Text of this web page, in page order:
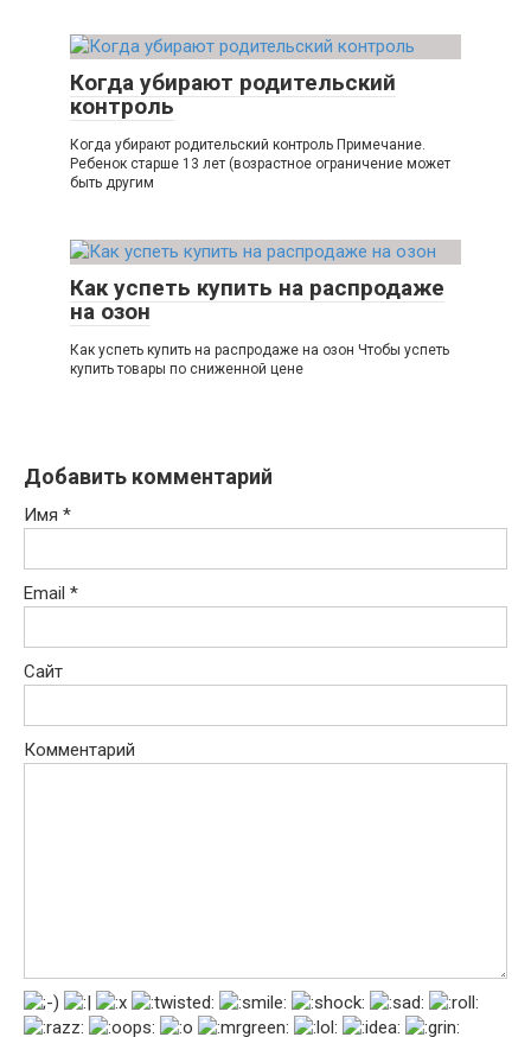
Когда убирают родительский
контроль
Когда убирают родительский контроль Примечание.
Ребенок старше 13 лет (возрастное ограничение может
быть другим
Как успеть купить на распродаже
на озон
Как успеть купить на распродаже на озон Чтобы успеть
купить товары по сниженной цене
Добавить комментарий
Имя *
Email *
Сайт
Комментарий